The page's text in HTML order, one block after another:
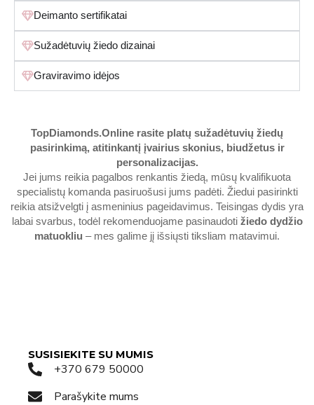
Deimanto sertifikatai
Sužadėtuvių žiedo dizainai
Graviravimo idėjos
TopDiamonds.Online rasite platų sužadėtuvių žiedų
pasirinkimą, atitinkantį įvairius skonius, biudžetus ir
personalizacijas.
Jei jums reikia pagalbos renkantis žiedą, mūsų kvalifikuota
specialistų komanda pasiruošusi jums padėti. Žiedui pasirinkti
reikia atsižvelgti į asmeninius pageidavimus. Teisingas dydis yra
labai svarbus, todėl rekomenduojame pasinaudoti žiedo dydžio
matuokliu – mes galime jį išsiųsti tiksliam matavimui.
SUSISIEKITE SU MUMIS
+370 679 50000
Parašykite mums